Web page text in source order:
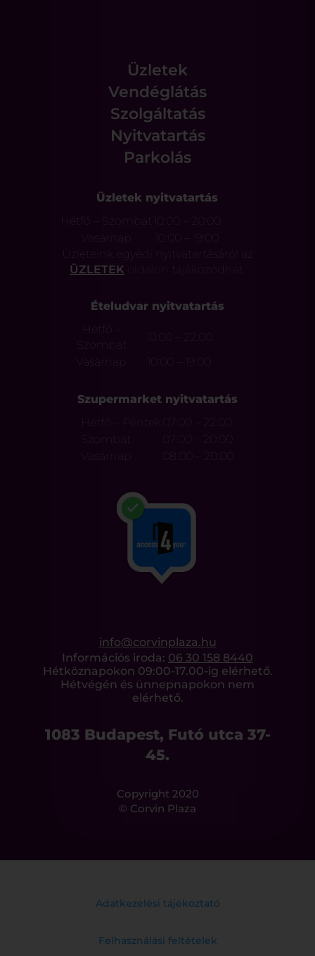
Üzletek
Vendéglátás
Szolgáltatás
Nyitvatartás
Parkolás
Üzletek nyitvatartás
Hétfő – Szombat
Vasárnap
Üzleteink egyedi nyitvatartásáról az
ÜZLETEK oldalon tájékozódhat.
Ételudvar nyitvatartás
Hétfő –
Szombat
Vasárnap
Szupermarket nyitvatartás
Hétfő – Péntek
Szombat
Vasárnap
08:00 – 20:00
info@corvinplaza.hu
Információs iroda: 06 30 158 8440
Hétköznapokon 09:00-17.00-ig elérhető.
Hétvégén és ünnepnapokon nem
elérhető.
1083 Budapest, Futó utca 37-
45.
Copyright 2020
© Corvin Plaza
Adatkezelési tájékoztató
Felhasználási feltételek